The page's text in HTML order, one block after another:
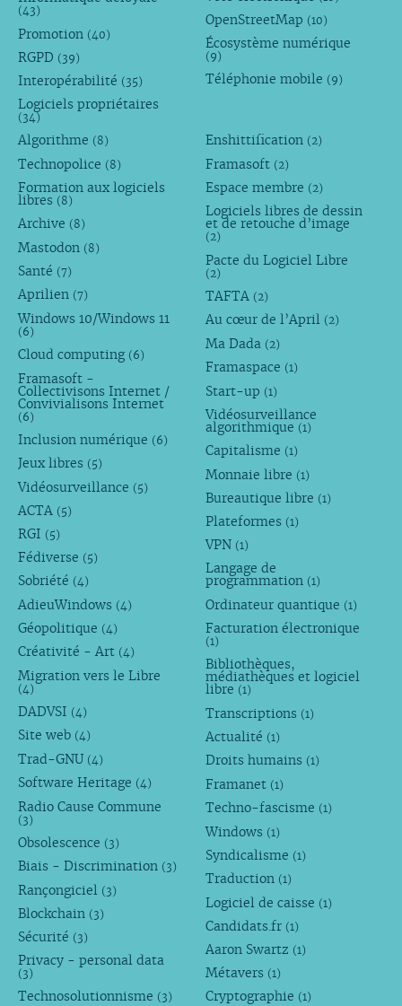
(43)
Promotion (40)
RGPD (39)
Interopérabilité (35)
Logiciels propriétaires
(34)
OpenStreetMap (10)
Écosystème numérique
(9)
Téléphonie mobile (9)
Algorithme (8)
Technopolice (8)
Formation aux logiciels
libres (8)
Archive (8)
Mastodon (8)
Santé (7)
Aprilien (7)
Windows 10/Windows 11
(6)
Cloud computing (6)
Framasoft -
Collectivisons Internet /
Convivialisons Internet
(6)
Inclusion numérique (6)
Jeux libres (5)
Vidéosurveillance (5)
ACTA (5)
RGI (5)
Fédiverse (5)
Sobriété (4)
AdieuWindows (4)
Géopolitique (4)
Créativité - Art (4)
Migration vers le Libre
(4)
DADVSI (4)
Site web (4)
Trad-GNU (4)
Software Heritage (4)
Radio Cause Commune
(3)
Obsolescence (3)
Biais - Discrimination (3)
Rançongiciel (3)
Blockchain (3)
Sécurité (3)
Privacy - personal data
(3)
Technosolutionnisme (3)
Enshittification (2)
Framasoft (2)
Espace membre (2)
Logiciels libres de dessin
et de retouche d’image
(2)
Pacte du Logiciel Libre
(2)
TAFTA (2)
Au cœur de l’April (2)
Ma Dada (2)
Framaspace (1)
Start-up (1)
Vidéosurveillance
algorithmique (1)
Capitalisme (1)
Monnaie libre (1)
Bureautique libre (1)
Plateformes (1)
VPN (1)
Langage de
programmation (1)
Ordinateur quantique (1)
Facturation électronique
(1)
Bibliothèques,
médiathèques et logiciel
libre (1)
Transcriptions (1)
Actualité (1)
Droits humains (1)
Framanet (1)
Techno-fascisme (1)
Windows (1)
Syndicalisme (1)
Traduction (1)
Logiciel de caisse (1)
Candidats.fr (1)
Aaron Swartz (1)
Métavers (1)
Cryptographie (1)